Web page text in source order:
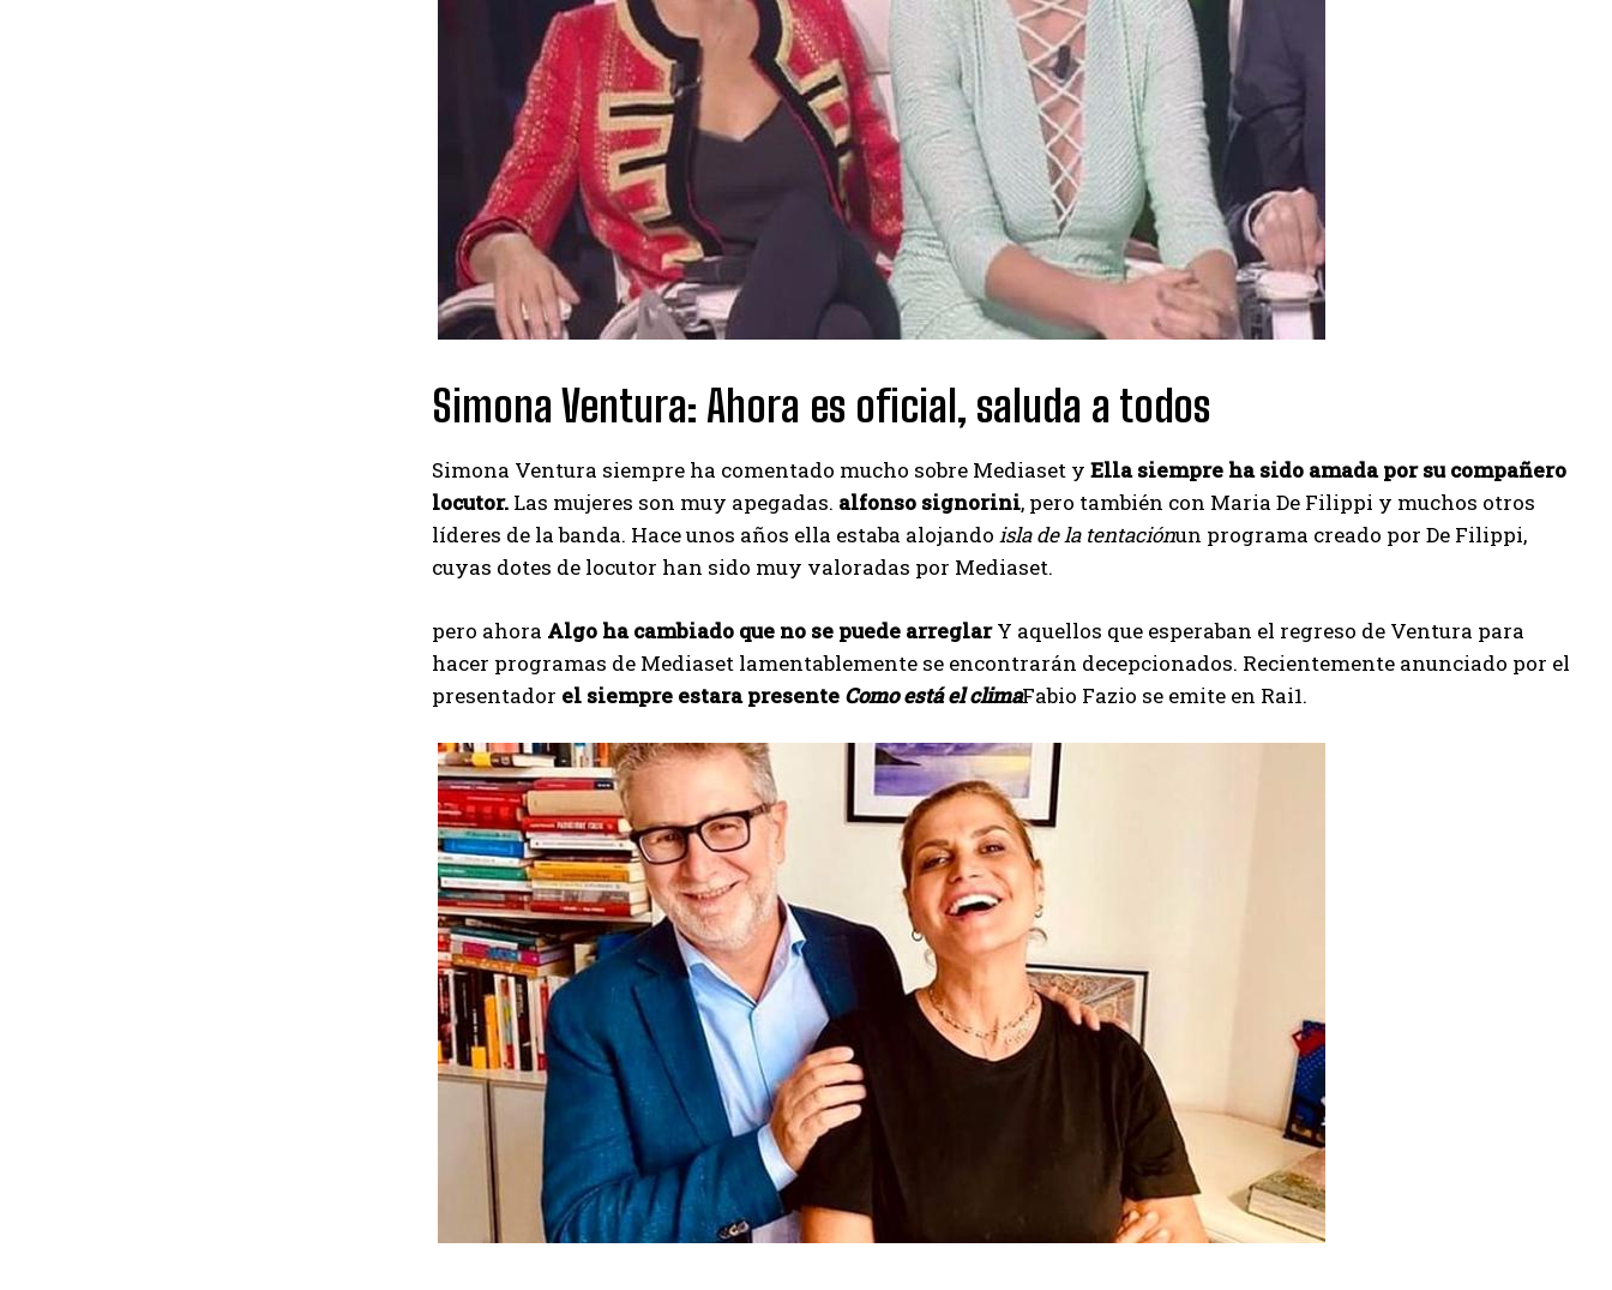
Simona Ventura: Ahora es oficial, saluda a todos
Simona Ventura siempre ha comentado mucho sobre Mediaset y Ella siempre ha sido amada por su compañero
locutor. Las mujeres son muy apegadas. alfonso signorini, pero también con Maria De Filippi y muchos otros
líderes de la banda. Hace unos años ella estaba alojando isla de la tentaciónun programa creado por De Filippi,
cuyas dotes de locutor han sido muy valoradas por Mediaset.
pero ahora Algo ha cambiado que no se puede arreglarY aquellos que esperaban el regreso de Ventura para
hacer programas de Mediaset lamentablemente se encontrarán decepcionados. Recientemente anunciado por el
presentador el siempre estara presente Como está el climaFabio Fazio se emite en Rai1.